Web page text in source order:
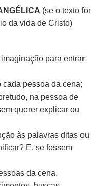
(se o texto for
da vida de Cristo)
para entrar
cada pessoa da cena;
na pessoa de
querer explicar ou
às palavras ditas ou
E, se fossem
da cena.